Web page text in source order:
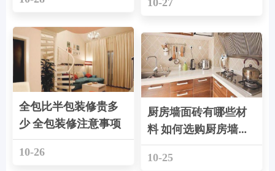
全包比半包装修贵多
少 全包装修注意事项
10-26
厨房墙面砖有哪些材
料 如何选购厨房墙面
砖
10-25